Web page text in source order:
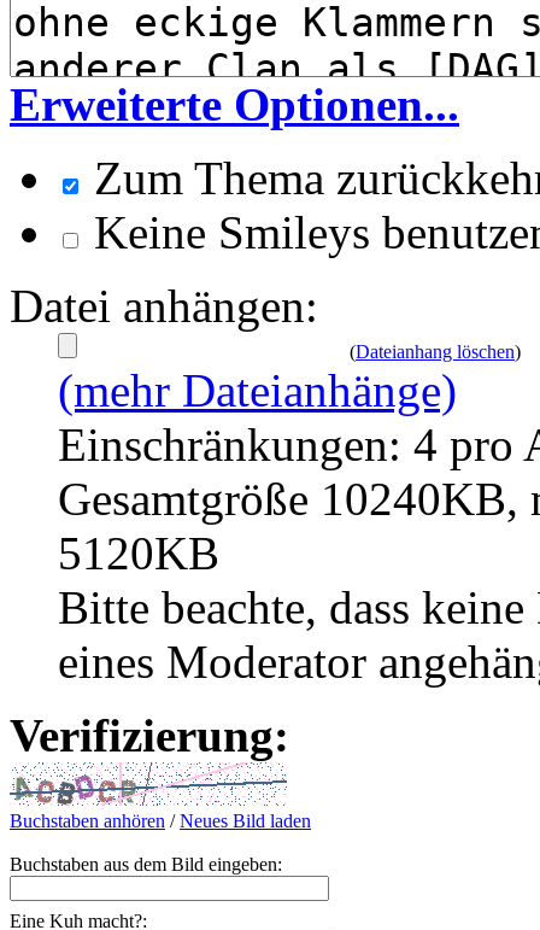
Erweiterte Optionen...
Zum Thema
Keine Smileys
Datei anhängen:
(Dateianhang löschen)
(mehr Dateianhänge)
Einschränkungen: 4 pro
Gesamtgröße
5120KB
Bitte beachte, dass
eines Moderator
Verifizierung:
Buchstaben anhören /Neues Bild laden
Buchstaben aus dem Bild eingeben:
Eine Kuh macht?: